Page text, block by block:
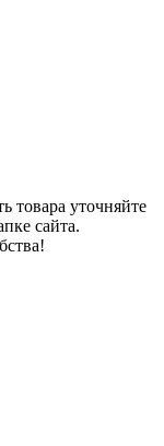
товара уточняйте
сайта.